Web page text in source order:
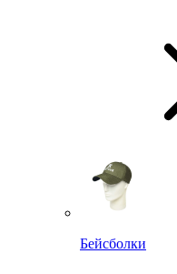
Бейсболки